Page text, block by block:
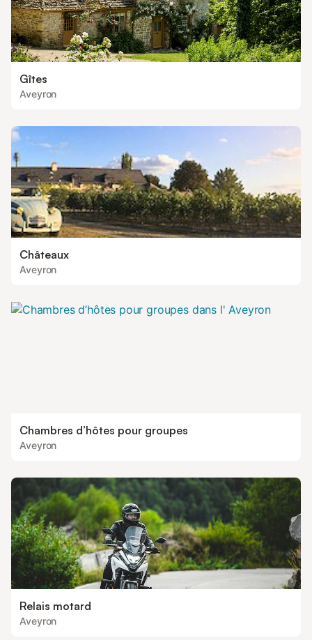
Gîtes
Aveyron
Châteaux
Aveyron
Chambres d’hôtes pour groupes
Aveyron
Relais motard
Aveyron